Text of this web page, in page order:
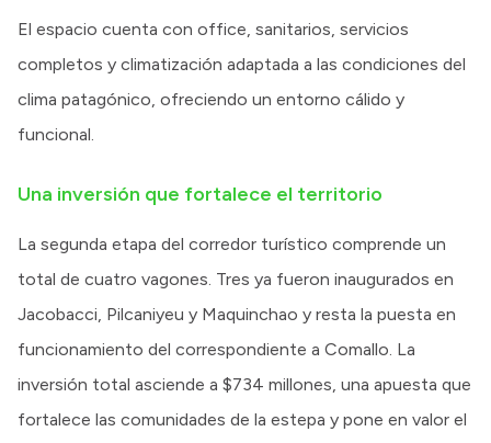
El espacio cuenta con office, sanitarios, servicios
completos y climatización adaptada a las condiciones del
clima patagónico, ofreciendo un entorno cálido y
funcional.
Una inversión que fortalece el territorio
La segunda etapa del corredor turístico comprende un
total de cuatro vagones. Tres ya fueron inaugurados en
Jacobacci, Pilcaniyeu y Maquinchao y resta la puesta en
funcionamiento del correspondiente a Comallo. La
inversión total asciende a $734 millones, una apuesta que
fortalece las comunidades de la estepa y pone en valor el